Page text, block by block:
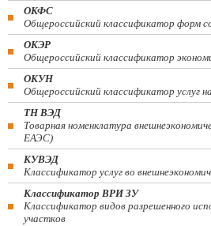
ОКФС
Общероссийский классификатор форм
ОКЭР
Общероссийский классификатор
ОКУН
Общероссийский классификатор услуг
ТН ВЭД
Товарная номенклатура
ЕАЭС)
КУВЭД
Классификатор услуг во
Классификатор ВРИ ЗУ
Классификатор видов разрешенного
участков